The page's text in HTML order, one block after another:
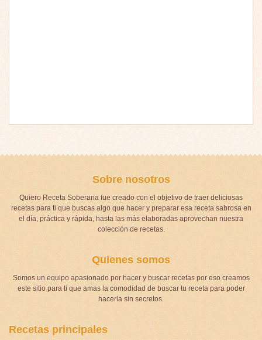
Sobre nosotros
Quiero Receta Soberana fue creado con el objetivo de traer deliciosas
recetas para ti que buscas algo que hacer y preparar esa receta sabrosa en
el día, práctica y rápida, hasta las más elaboradas aprovechan nuestra
colección de recetas.
Quienes somos
Somos un equipo apasionado por hacer y buscar recetas por eso creamos
este sitio para ti que amas la comodidad de buscar tu receta para poder
hacerla sin secretos.
Recetas principales